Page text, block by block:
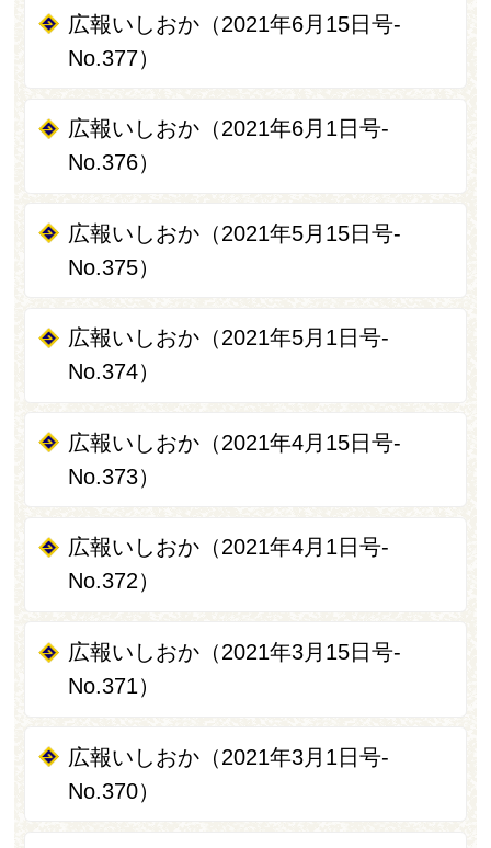
広報いしおか（2021年6月15日号-
No.377）
広報いしおか（2021年6月1日号-
No.376）
広報いしおか（2021年5月15日号-
No.375）
広報いしおか（2021年5月1日号-
No.374）
広報いしおか（2021年4月15日号-
No.373）
広報いしおか（2021年4月1日号-
No.372）
広報いしおか（2021年3月15日号-
No.371）
広報いしおか（2021年3月1日号-
No.370）